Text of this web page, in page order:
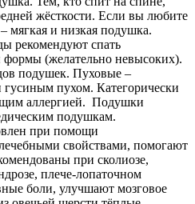
жёсткости. Если вы любите
мягкая и низкая подушка.
рекомендуют спать
формы (желательно невысоких).
подушек. Пуховые –
пухом. Категорически
аллергией. Подушки
подушкам.
при помощи
свойствами, помогают
при сколиозе,
плече-лопаточном
боли, улучшают мозговое